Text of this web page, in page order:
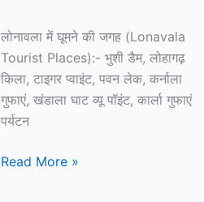
लोनावला में घूमने की जगह (Lonavala
Tourist Places):- भुशी डैम, लोहागढ़
किला, टाइगर प्वाइंट, पवन लेक, कर्नाला
गुफाएं, खंडाला घाट व्यू पॉइंट, कार्ला गुफाएं
पर्यटन
10+
Read More »